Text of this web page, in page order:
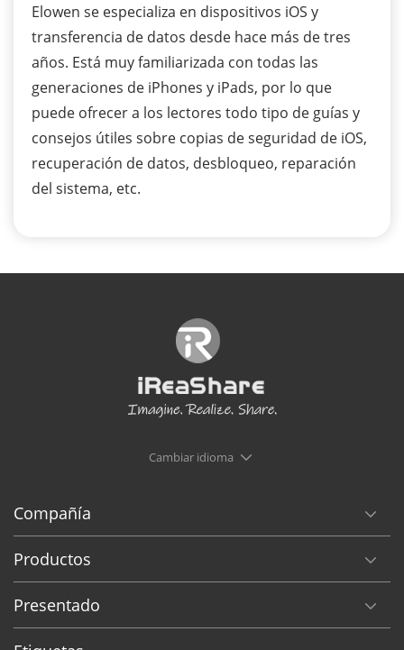
Elowen se especializa en dispositivos iOS y
transferencia de datos desde hace más de tres
años. Está muy familiarizada con todas las
generaciones de iPhones y iPads, por lo que
puede ofrecer a los lectores todo tipo de guías y
consejos útiles sobre copias de seguridad de iOS,
recuperación de datos, desbloqueo, reparación
del sistema, etc.
Cambiar idioma
Compañía
Productos
Presentado